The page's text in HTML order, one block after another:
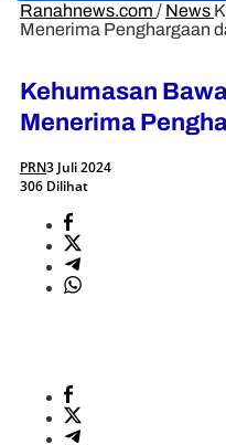
Ranahnews.com / News
Menerima Penghargaan
Kehumasan
Menerima
PRN3 Juli 2024
306 Dilihat